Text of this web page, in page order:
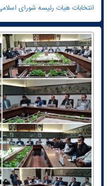
انتخابات هیات رئیسه شورای